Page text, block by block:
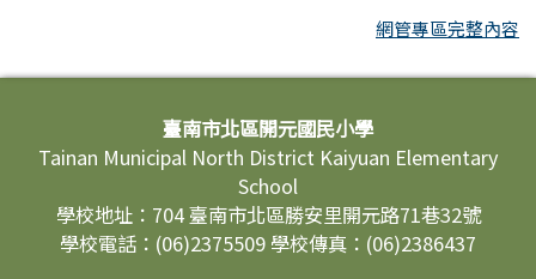
網管專區完整內容
頁尾區域內容臺南市北區開元國民小學
Tainan Municipal North District Kaiyuan Elementary
School
學校地址：704 臺南市北區勝安里開元路71巷32號
學校電話：(06)2375509 學校傳真：(06)2386437